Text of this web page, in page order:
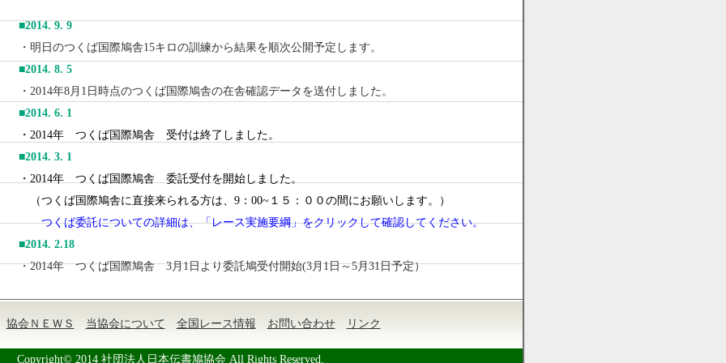
■2014. 9. 9
・明日のつくば国際鳩舎15キロの訓練から結果を順次公開予定します。
■2014. 8. 5
・2014年8月1日時点のつくば国際鳩舎の在舎確認データを送付しました。
■2014. 6. 1
・2014年 つくば国際鳩舎 受付は終了しました。
■2014. 3. 1
・2014年 つくば国際鳩舎 委託受付を開始しました。
（つくば国際鳩舎に直接来られる方は、9：00~１５：００の間にお願いします。）
つくば委託についての詳細は、「レース実施要綱」をクリックして確認してください。
■2014. 2.18
・2014年 つくば国際鳩舎 3月1日より委託鳩受付開始(3月1日～5月31日予定）
協会ＮＥＷＳ 当協会について 全国レース情報 お問い合わせ リンク
Copyright© 2014 社団法人日本伝書鳩協会 All Rights Reserved.